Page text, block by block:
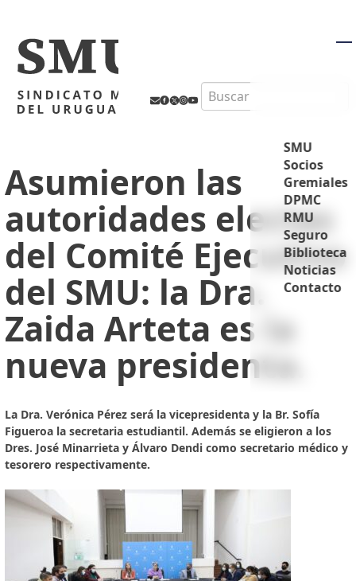
Search
SMU
Socios
Gremiales
DPMC
RMU
Seguro
Biblioteca
Noticias
Contacto
Asumieron las
autoridades electas
del Comité Ejecutivo
del SMU: la Dra.
Zaida Arteta es la
nueva presidenta.
La Dra. Verónica Pérez será la vicepresidenta y la Br. Sofía
Figueroa la secretaria estudiantil. Además se eligieron a los
Dres. José Minarrieta y Álvaro Dendi como secretario médico y
tesorero respectivamente.